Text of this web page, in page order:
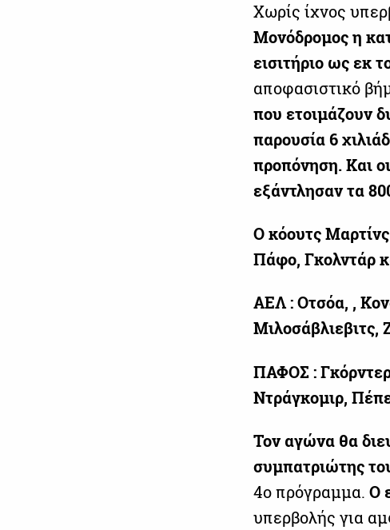
Χωρίς ίχνος
Μονόδρομος η
εισιτήριο ως εκ
αποφασιστικό
που ετοιμάζουν
παρουσία 6
προπόνηση. Και
εξάντλησαν τα
Ο κόουτςΜαρτίνς
Πάφο, Γκολντάρ
ΑΕΛ :Οτσόα, ,
Μιλοσάβλιεβιτς,
ΠΑΦΟΣ :
Ντράγκομιρ,
Τον αγώνα θα
συμπατριώτης
4ο πρόγραμμα. Ο
υπερβολής για